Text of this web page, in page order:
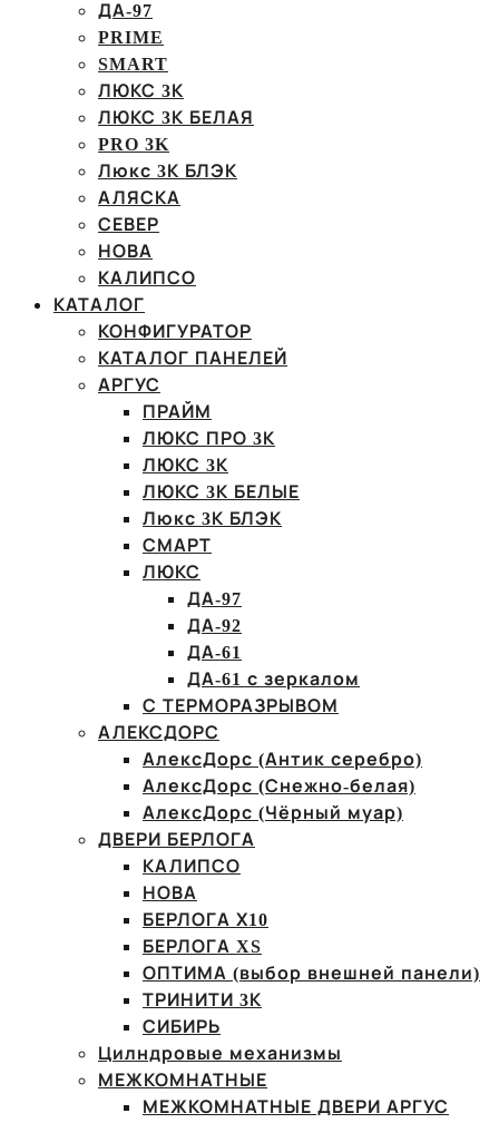
ДА-97
PRIME
SMART
ЛЮКС 3К
ЛЮКС 3К БЕЛАЯ
PRO 3K
Люкс 3К БЛЭК
АЛЯСКА
СЕВЕР
НОВА
КАЛИПСО
КАТАЛОГ
КОНФИГУРАТОР
КАТАЛОГ ПАНЕЛЕЙ
АРГУС
ПРАЙМ
ЛЮКС ПРО 3К
ЛЮКС 3К
ЛЮКС 3К БЕЛЫЕ
Люкс 3К БЛЭК
СМАРТ
ЛЮКС
ДА-97
ДА-92
ДА-61
ДА-61 с зеркалом
С ТЕРМОРАЗРЫВОМ
АЛЕКСДОРС
АлексДорс (Антик серебро)
АлексДорс (Снежно-белая)
АлексДорс (Чёрный муар)
ДВЕРИ БЕРЛОГА
КАЛИПСО
НОВА
БЕРЛОГА Х10
БЕРЛОГА XS
ОПТИМА (выбор внешней панели)
ТРИНИТИ 3К
СИБИРЬ
Цилндровые механизмы
МЕЖКОМНАТНЫЕ
МЕЖКОМНАТНЫЕ ДВЕРИ АРГУС